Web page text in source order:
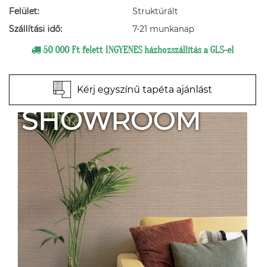
Felület:
Struktúrált
Szállítási idő:
7-21 munkanap
50 000 Ft felett INGYENES házhozszállítás a GLS-el
Kérj egyszínű tapéta ajánlást
SHOWROOM